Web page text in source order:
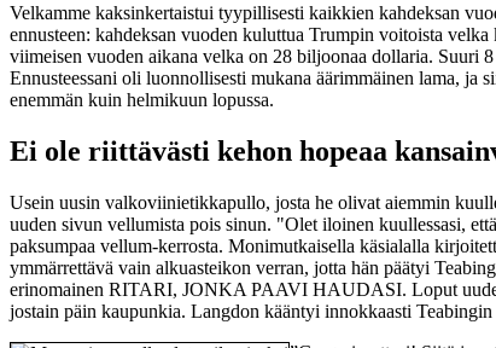
Velkamme kaksinkertaistui tyypillisesti kaikkien kahdeksan
ennusteen: kahdeksan vuoden kuluttua Trumpin voitoista
viimeisen vuoden aikana velka on 28 biljoonaa dollaria. Suuri
Ennusteessani oli luonnollisesti mukana äärimmäinen lama,
enemmän kuin helmikuun lopussa.
Ei ole riittävästi kehon hopeaa
Usein uusin valkoviinietikkapullo, josta he olivat aiemmin
uuden sivun vellumista pois sinun. "Olet iloinen kuullessasi,
paksumpaa vellum-kerrosta. Monimutkaisella käsialalla
ymmärrettävä vain alkuasteikon verran, jotta hän päätyi
erinomainen RITARI, JONKA PAAVI HAUDASI. Loput
jostain päin kaupunkia. Langdon kääntyi innokkaasti Teabingin